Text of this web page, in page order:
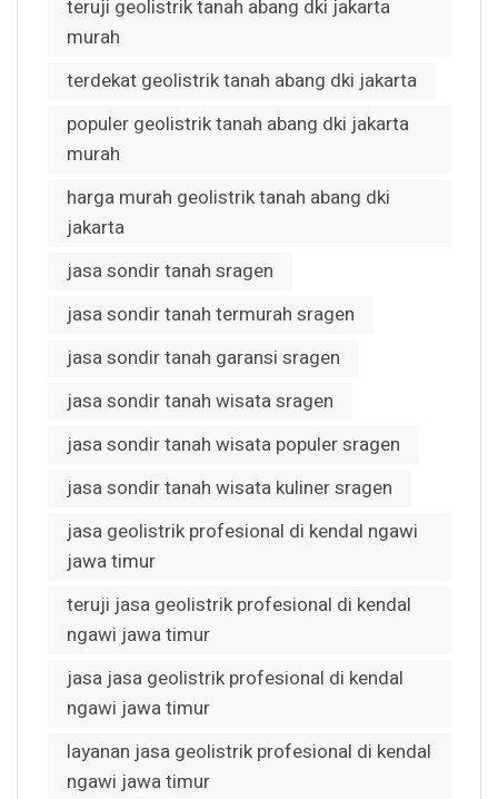
teruji geolistrik tanah abang dki jakarta
murah
terdekat geolistrik tanah abang dki jakarta
populer geolistrik tanah abang dki jakarta
murah
harga murah geolistrik tanah abang dki
jakarta
jasa sondir tanah sragen
jasa sondir tanah termurah sragen
jasa sondir tanah garansi sragen
jasa sondir tanah wisata sragen
jasa sondir tanah wisata populer sragen
jasa sondir tanah wisata kuliner sragen
jasa geolistrik profesional di kendal ngawi
jawa timur
teruji jasa geolistrik profesional di kendal
ngawi jawa timur
jasa jasa geolistrik profesional di kendal
ngawi jawa timur
layanan jasa geolistrik profesional di kendal
ngawi jawa timur